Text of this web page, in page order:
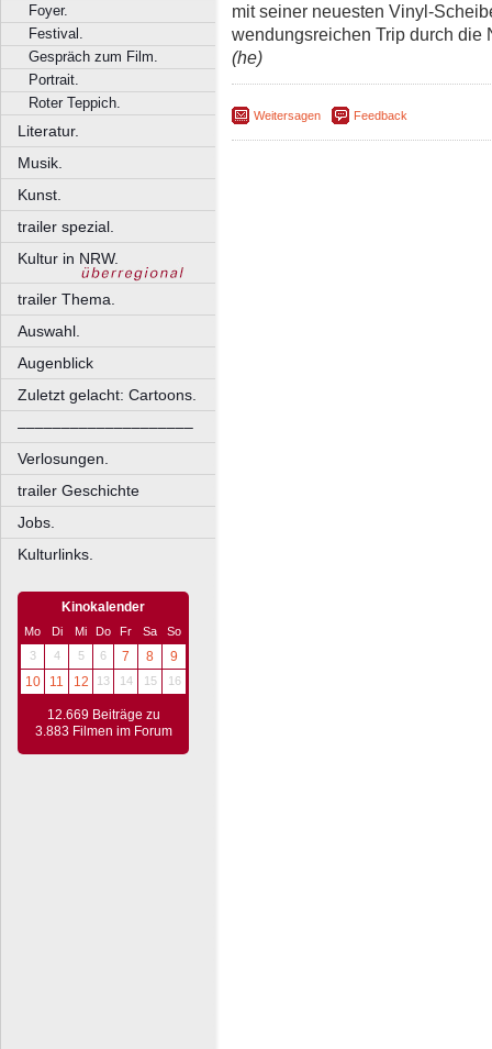
Foyer.
Festival.
Gespräch zum Film.
Portrait.
Roter Teppich.
Literatur.
Musik.
Kunst.
trailer spezial.
Kultur in NRW.
trailer Thema.
Auswahl.
Augenblick
Zuletzt gelacht: Cartoons.
––––––––––––––––––––
Verlosungen.
trailer Geschichte
Jobs.
Kulturlinks.
Kinokalender
Mo Di Mi Do Fr Sa
So
3
4 5 6 7 8
9
10
11 12 13 14 15 16
12.669 Beiträge zu
3.883 Filmen im Forum
mit seiner neuesten Vinyl-
wendungsreichen Trip durch die
(he)
Weitersagen Feedback